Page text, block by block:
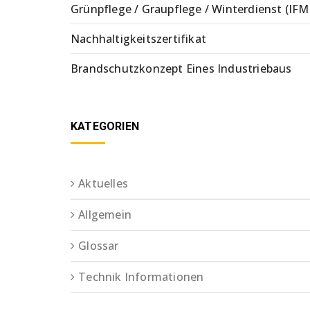
Grünpflege / Graupflege / Winterdienst
Nachhaltigkeitszertifikat
Brandschutzkonzept Eines Industriebaus
KATEGORIEN
Aktuelles
Allgemein
Glossar
Technik Informationen